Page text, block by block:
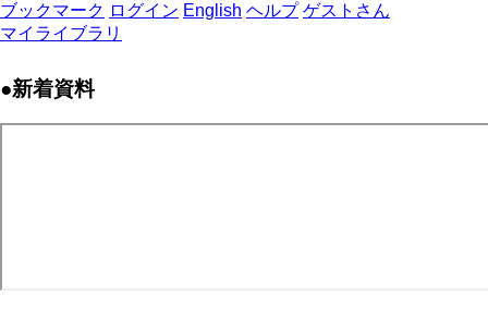
ブックマーク ログイン English ヘルプ ゲストさん
マイライブラリ
●新着資料